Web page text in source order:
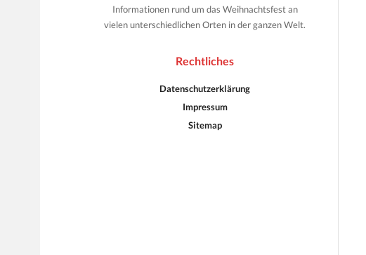
Informationen rund um das Weihnachtsfest an
vielen unterschiedlichen Orten in der ganzen Welt.
Rechtliches
Datenschutzerklärung
Impressum
Sitemap